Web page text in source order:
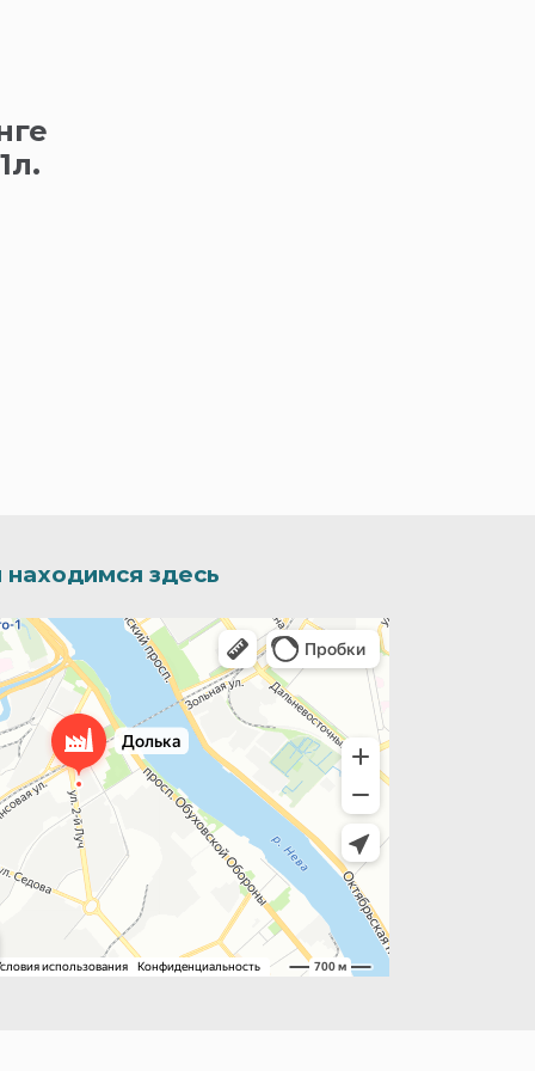
здесь
в Санкт‑Петербурге